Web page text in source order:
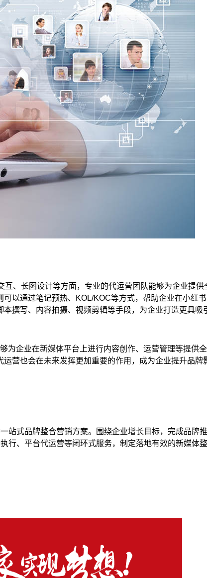
互、长图设计等方面，专业的代运营团队能够为企业提供
可以通过笔记预热、KOL/KOC等方式，帮助企业在小红
本撰写、内容拍摄、视频剪辑等手段，为企业打造更具吸
为企业在新媒体平台上进行内容创作、运营管理等提供
营也会在未来发挥更加重要的作用，成为企业提升品牌
站式品牌整合营销方案。围绕企业增长目标，完成品牌
行、平台代运营等闭环式服务，制定落地有效的新媒体